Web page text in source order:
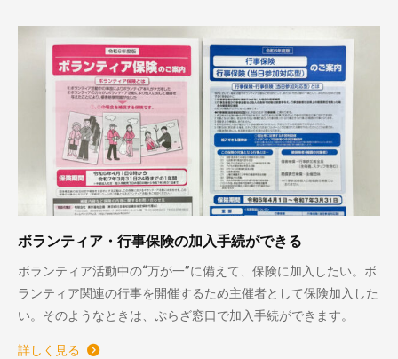
ボランティア・行事保険の加入手続ができる
ボランティア活動中の“万が一”に備えて、保険に加入したい。ボ
ランティア関連の行事を開催するため主催者として保険加入した
い。そのようなときは、ぷらざ窓口で加入手続ができます。
詳しく見る